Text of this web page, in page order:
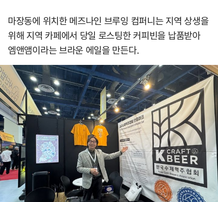
마장동에 위치한 메즈나인 브루잉 컴퍼니는 지역 상생을
위해 지역 카페에서 당일 로스팅한 커피빈을 납품받아
엠앤앰이라는 브라운 에일을 만든다.